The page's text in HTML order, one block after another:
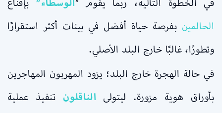
الحالمين بفرصة حياة أفضل في بيئات أكثر استقرارًا
وتطورًا، غالبًا خارج البلد الأصلي.
في حالة الهجرة خارج البلد؛ يزود المهربون المهاجرين
بأوراق هوية مزورة. ليتولى الناقلون تنفيذ عملية